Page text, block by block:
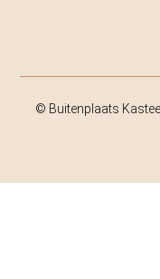
© Buitenplaats